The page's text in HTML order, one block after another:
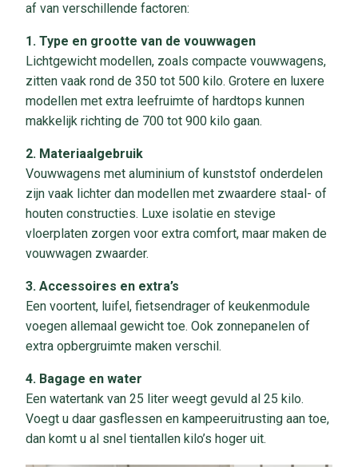
af van verschillende factoren:
1. Type en grootte van de vouwwagen
Lichtgewicht modellen, zoals compacte vouwwagens,
zitten vaak rond de 350 tot 500 kilo. Grotere en luxere
modellen met extra leefruimte of hardtops kunnen
makkelijk richting de 700 tot 900 kilo gaan.
2. Materiaalgebruik
Vouwwagens met aluminium of kunststof onderdelen
zijn vaak lichter dan modellen met zwaardere staal- of
houten constructies. Luxe isolatie en stevige
vloerplaten zorgen voor extra comfort, maar maken de
vouwwagen zwaarder.
3. Accessoires en extra’s
Een voortent, luifel, fietsendrager of keukenmodule
voegen allemaal gewicht toe. Ook zonnepanelen of
extra opbergruimte maken verschil.
4. Bagage en water
Een watertank van 25 liter weegt gevuld al 25 kilo.
Voegt u daar gasflessen en kampeeruitrusting aan toe,
dan komt u al snel tientallen kilo’s hoger uit.